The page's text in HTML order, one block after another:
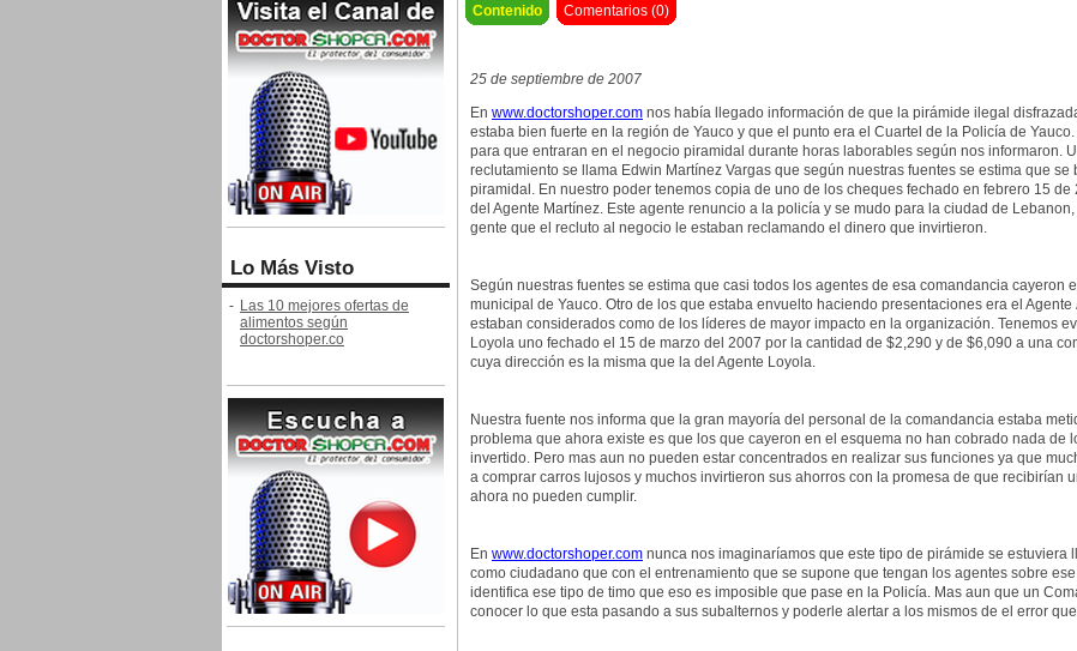
Lo Más Visto
- Las 10 mejores ofertas de
alimentos según
doctorshoper.co
Contenido Comentarios (0)
25 de septiembre de 2007
En www.doctorshoper.com nos había llegado información de que la pirámide ilegal
estaba bien fuerte en la región de Yauco y que el punto era el Cuartel de la Policía de
para que entraran en el negocio piramidal durante horas laborables según nos informaron.
reclutamiento se llama Edwin Martínez Vargas que según nuestras fuentes se estima que
piramidal. En nuestro poder tenemos copia de uno de los cheques fechado en febrero 15
del Agente Martínez. Este agente renuncio a la policía y se mudo para la ciudad de
gente que el recluto al negocio le estaban reclamando el dinero que invirtieron.
Según nuestras fuentes se estima que casi todos los agentes de esa comandancia cayeron
municipal de Yauco. Otro de los que estaba envuelto haciendo presentaciones era el
estaban considerados como de los líderes de mayor impacto en la organización. Tenemos
Loyola uno fechado el 15 de marzo del 2007 por la cantidad de $2,290 y de $6,090 a una
cuya dirección es la misma que la del Agente Loyola.
Nuestra fuente nos informa que la gran mayoría del personal de la comandancia estaba
problema que ahora existe es que los que cayeron en el esquema no han cobrado nada de
invertido. Pero mas aun no pueden estar concentrados en realizar sus funciones ya que
a comprar carros lujosos y muchos invirtieron sus ahorros con la promesa de que recibirían
ahora no pueden cumplir.
En www.doctorshoper.com nunca nos imaginaríamos que este tipo de pirámide se estuviera
como ciudadano que con el entrenamiento que se supone que tengan los agentes sobre
identifica ese tipo de timo que eso es imposible que pase en la Policía. Mas aun que un
conocer lo que esta pasando a sus subalternos y poderle alertar a los mismos de el error